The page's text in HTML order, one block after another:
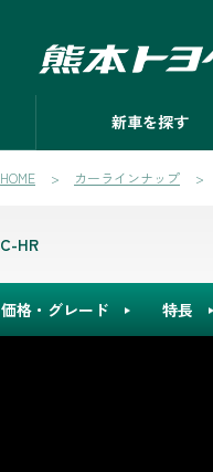
新車を探す
HOME カーラインナップ
C-HR
価格・グレード 特長